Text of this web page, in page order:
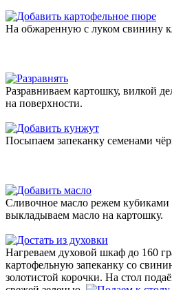
На обжаренную с луком свинину
Разравниваем картошку, вилкой
на поверхности.
Посыпаем запеканку семенами
Сливочное масло режем
выкладываем масло на картошку.
Нагреваем духовой шкаф до 160
картофельную запеканку со
золотистой корочки. На стол